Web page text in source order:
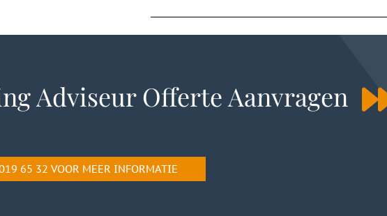
Adviseur Offerte Aanvragen
65 32 VOOR MEER INFORMATIE